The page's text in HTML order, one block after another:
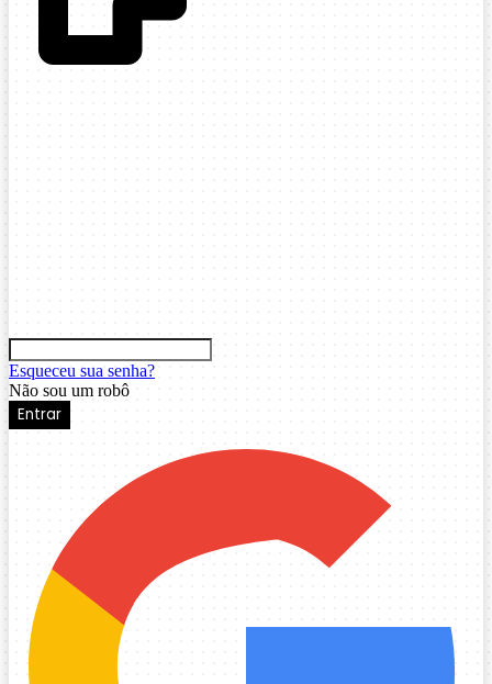
Esqueceu sua senha?
Não sou um robô
Entrar